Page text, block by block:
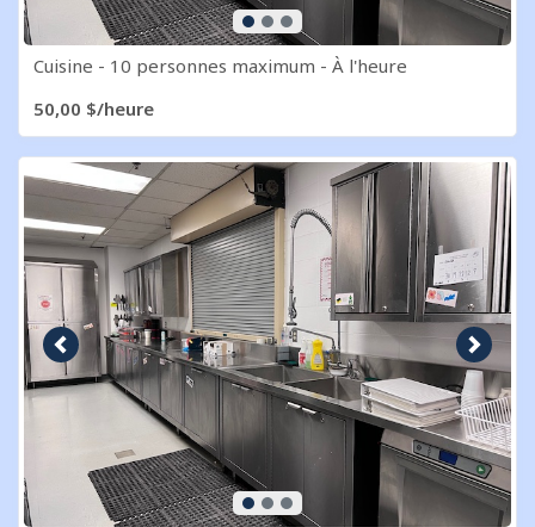
Cuisine - 10 personnes maximum - À l'heure
50,00 $/heure
Image précédente Image